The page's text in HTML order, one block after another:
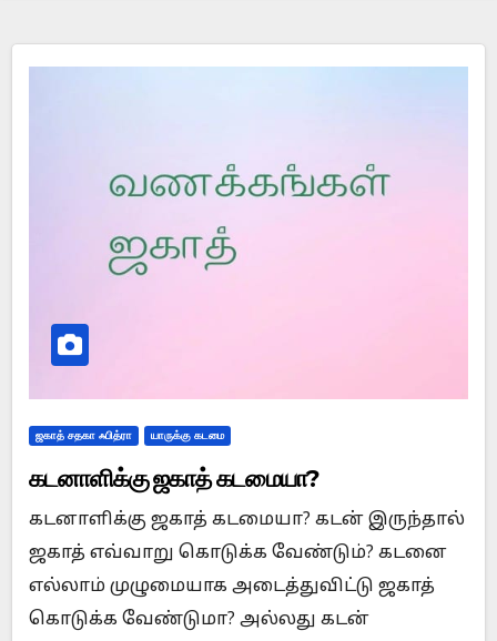
ஜகாத் சதகா ஃபித்ரா யாருக்கு கடமை
கடனாளிக்கு ஜகாத் கடமையா?
கடனாளிக்கு ஜகாத் கடமையா? கடன் இருந்தால்
ஜகாத் எவ்வாறு கொடுக்க வேண்டும்? கடனை
எல்லாம் முழுமையாக அடைத்துவிட்டு ஜகாத்
கொடுக்க வேண்டுமா? அல்லது கடன்